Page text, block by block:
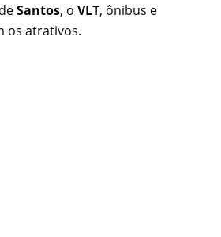
Santos, o VLT, ônibus e
os atrativos.